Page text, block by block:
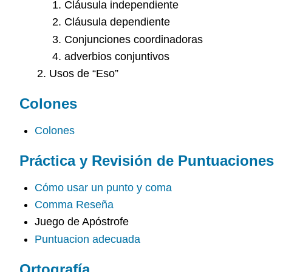
Cláusula independiente
Cláusula dependiente
Conjunciones coordinadoras
adverbios conjuntivos
Usos de “Eso”
Colones
Colones
Práctica y Revisión de Puntuaciones
Cómo usar un punto y coma
Comma Reseña
Juego de Apóstrofe
Puntuacion adecuada